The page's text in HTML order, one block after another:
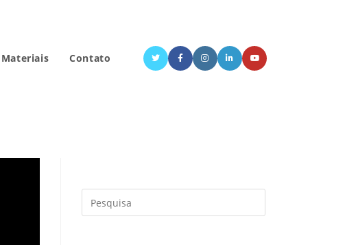
Materiais Contato